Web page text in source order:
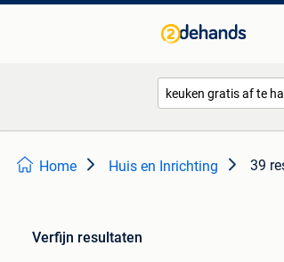
Home Huis en Inrichting 39
Verfijn resultaten